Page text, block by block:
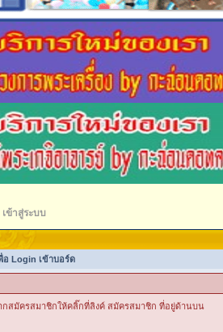
เข้าสู่ระบบ
อ Login เข้าบอร์ด
กสมัครสมาชิกให้คลิ๊กที่ลิงค์ สมัครสมาชิก ที่อยู่ด้านบน